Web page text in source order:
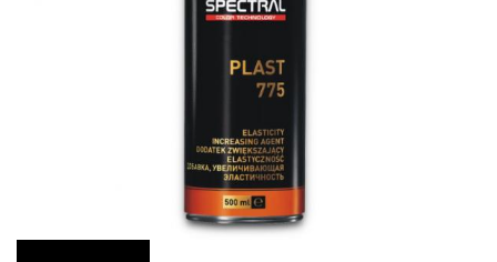
Zubehör/Hilfsmittel